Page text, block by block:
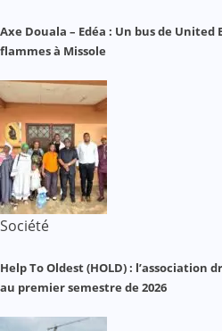
Axe Douala – Edéa : Un bus de United
flammes à Missole
Société
Help To Oldest (HOLD) : l’association
au premier semestre de 2026